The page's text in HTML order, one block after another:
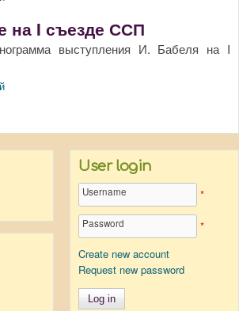
на I съезде ССП
выступления И. Бабеля на I
на I съезде ССП
User login
Username *
Password
*
Create new account
Request new password